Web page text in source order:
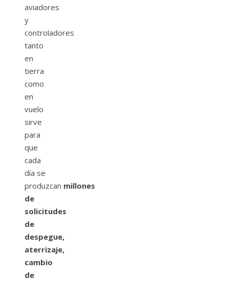
aviadores
y
controladores
tanto
en
tierra
como
en
vuelo
sirve
para
que
cada
día se
produzcan millones
de
solicitudes
de
despegue,
aterrizaje,
cambio
de